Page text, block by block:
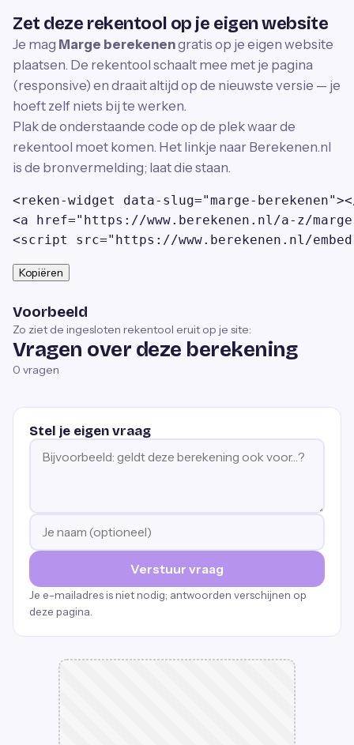
Zet deze rekentool op je eigen website
Je mag Marge berekenengratis op je eigen website
plaatsen. De rekentool schaalt mee met je pagina
(responsive) en draait altijd op de nieuwste versie — je
hoeft zelf niets bij te werken.
Plak de onderstaande code op de plek waar de
rekentool moet komen. Het linkje naar Berekenen.nl
is de bronvermelding; laat die staan.
<reken-widget data-slug="marge-
<a href="https://www.berekenen.nl/a-z/
<script src="https://www.berekenen.nl/
Kopiëren
Voorbeeld
Zo ziet de ingesloten rekentool eruit op je site:
Vragen over deze berekening
0 vragen
Stel je eigen vraag
Verstuur vraag
Je e-mailadres is niet nodig; antwoorden verschijnen op
deze pagina.